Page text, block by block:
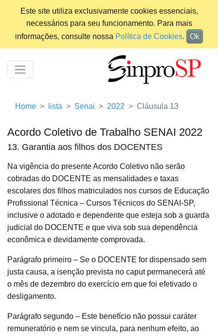
Este site utiliza exclusivamente cookies essenciais,
necessários para seu funcionamento. Para mais
informações, consulte nossa Política de Cookies. Ok
Home lista Senai 2022 Cláusula 13
Acordo Coletivo de Trabalho SENAI 2022
13. Garantia aos filhos dos DOCENTES
Na vigência do presente Acordo Coletivo não serão
cobradas do DOCENTE as mensalidades e taxas
escolares dos filhos matriculados nos cursos de Educação
Profissional Técnica – Cursos Técnicos do SENAI-SP,
inclusive o adotado e dependente que esteja sob a guarda
judicial do DOCENTE e que viva sob sua dependência
econômica e devidamente comprovada.
Parágrafo primeiro – Se o DOCENTE for dispensado sem
justa causa, a isenção prevista no caput permanecerá até
o mês de dezembro do exercício em que foi efetivado o
desligamento.
Parágrafo segundo – Este benefício não possui caráter
remuneratório e nem se vincula, para nenhum efeito, ao